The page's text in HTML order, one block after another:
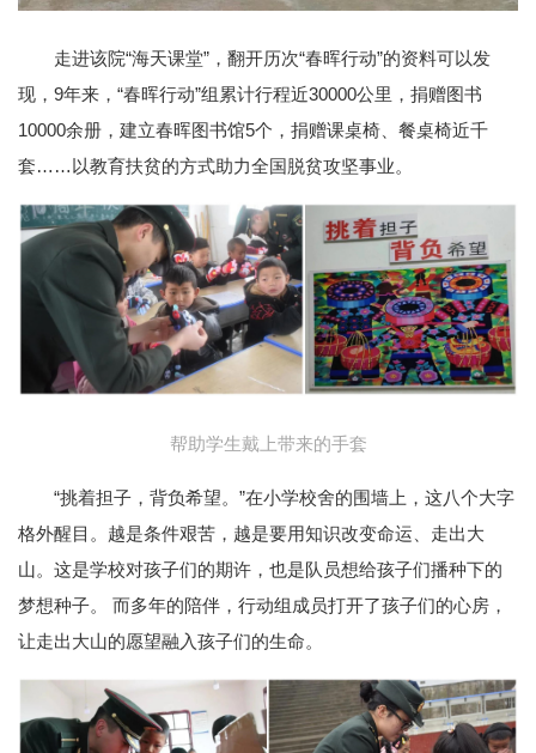
走进该院“海天课堂”，翻开历次“春晖行动”的资料可以发
现，9年来，“春晖行动”组累计行程近30000公里，捐赠图书
10000余册，建立春晖图书馆5个，捐赠课桌椅、餐桌椅近千
套……以教育扶贫的方式助力全国脱贫攻坚事业。
帮助学生戴上带来的手套
“挑着担子，背负希望。”在小学校舍的围墙上，这八个大字
格外醒目。越是条件艰苦，越是要用知识改变命运、走出大
山。这是学校对孩子们的期许，也是队员想给孩子们播种下的
梦想种子。 而多年的陪伴，行动组成员打开了孩子们的心房，
让走出大山的愿望融入孩子们的生命。